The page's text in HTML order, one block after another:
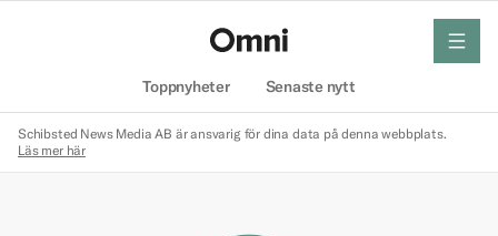
Toppnyheter Senaste nytt
meny
Schibsted News Media AB är ansvarig för dina data på denna webbplats.
Läs mer här